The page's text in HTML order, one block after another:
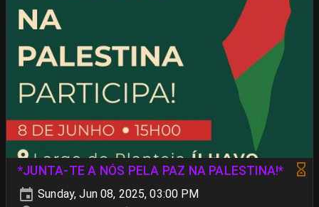
*JUNTA-TE A NÓS PELA PAZ NA PALESTINA!*
Sunday, Jun 08, 2025, 03:00 PM